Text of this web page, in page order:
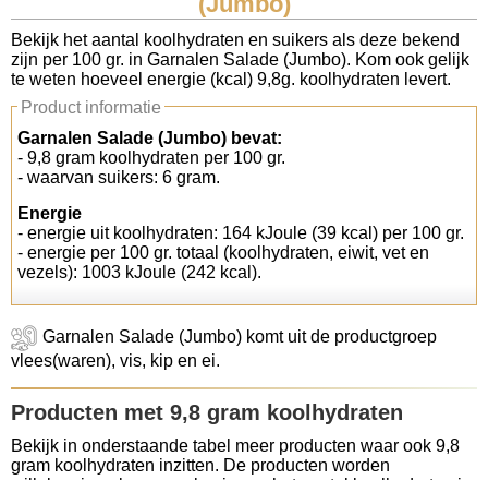
Koolhydraten tellen
Links
Bekijk het aantal koolhydraten en suikers als deze bekend
zijn per 100 gr. in Garnalen Salade (Jumbo). Kom ook gelijk
te weten hoeveel energie (kcal) 9,8g. koolhydraten levert.
Product informatie
Garnalen Salade (Jumbo) bevat:
- 9,8 gram koolhydraten per 100 gr.
- waarvan suikers: 6 gram.
Energie
- energie uit koolhydraten: 164 kJoule (39 kcal) per 100 gr.
- energie per 100 gr. totaal (koolhydraten, eiwit, vet en
vezels): 1003 kJoule (242 kcal).
Garnalen Salade (Jumbo) komt uit de productgroep
vlees(waren), vis, kip en ei.
Producten met 9,8 gram koolhydraten
Bekijk in onderstaande tabel meer producten waar ook 9,8
gram koolhydraten inzitten. De producten worden